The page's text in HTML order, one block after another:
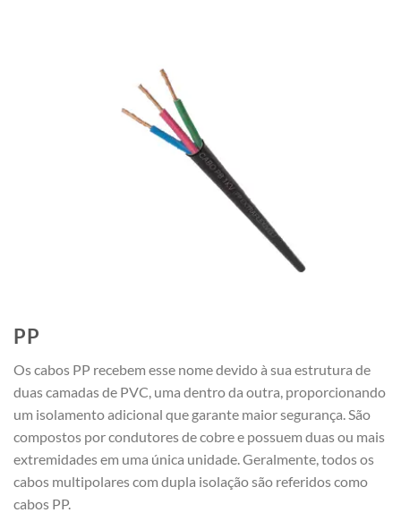
PP
Os cabos PP recebem esse nome devido à sua estrutura de
duas camadas de PVC, uma dentro da outra, proporcionando
um isolamento adicional que garante maior segurança. São
compostos por condutores de cobre e possuem duas ou mais
extremidades em uma única unidade. Geralmente, todos os
cabos multipolares com dupla isolação são referidos como
cabos PP.